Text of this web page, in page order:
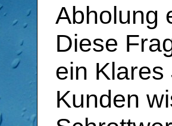
Abholung
Diese
ein Klares
Kunden